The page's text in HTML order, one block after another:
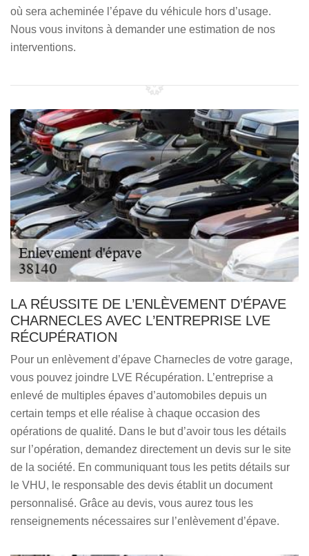
où sera acheminée l’épave du véhicule hors d’usage.
Nous vous invitons à demander une estimation de nos
interventions.
LA RÉUSSITE DE L’ENLÈVEMENT D’ÉPAVE
CHARNECLES AVEC L’ENTREPRISE LVE
RÉCUPÉRATION
Pour un enlèvement d’épave Charnecles de votre garage,
vous pouvez joindre LVE Récupération. L’entreprise a
enlevé de multiples épaves d’automobiles depuis un
certain temps et elle réalise à chaque occasion des
opérations de qualité. Dans le but d’avoir tous les détails
sur l’opération, demandez directement un devis sur le site
de la société. En communiquant tous les petits détails sur
le VHU, le responsable des devis établit un document
personnalisé. Grâce au devis, vous aurez tous les
renseignements nécessaires sur l’enlèvement d’épave.